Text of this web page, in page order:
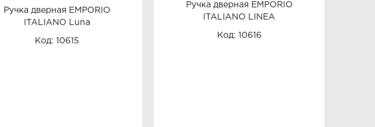
Ручка дверная EMPORIO
ITALIANO Luna
Код: 10615
Ручка дверная EMPORIO
ITALIANO LINEA
Код: 10616